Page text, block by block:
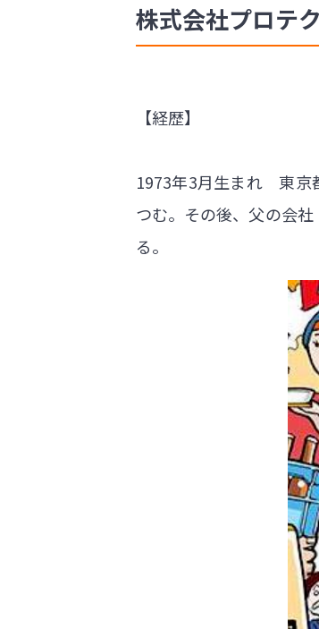
株式会社プロテ
【経歴】
1973年3月生まれ 東京
つむ。その後、父の会
る。